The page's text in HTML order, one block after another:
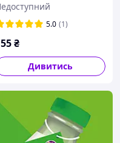
5.0 (1)
₴
Дивитись